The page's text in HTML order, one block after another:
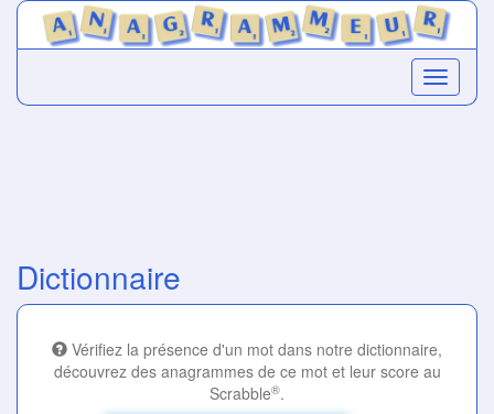
Dictionnaire
Vérifiez la présence d'un mot dans notre dictionnaire,
découvrez des anagrammes de ce mot et leur score au
Scrabble®.